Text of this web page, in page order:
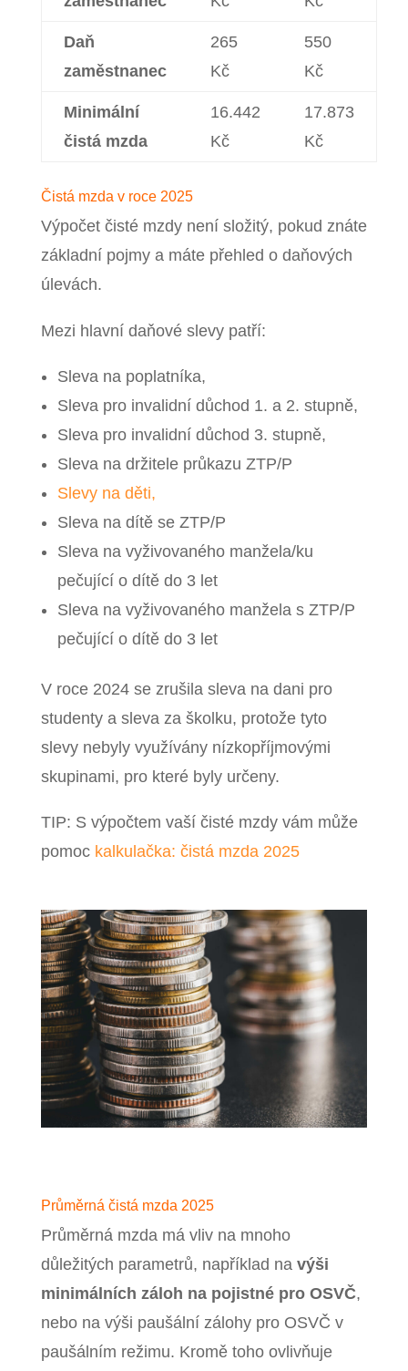
Daň
zaměstnanec
265
Kč
550
Kč
Minimální
čistá mzda
16.442
Kč
17.873
Kč
Čistá mzda v roce 2025
Výpočet čisté mzdy není složitý, pokud znáte
základní pojmy a máte přehled o daňových
úlevách.
Mezi hlavní daňové slevy patří:
Sleva na poplatníka,
Sleva pro invalidní důchod 1. a 2. stupně,
Sleva pro invalidní důchod 3. stupně,
Sleva na držitele průkazu ZTP/P
Slevy na děti,
Sleva na dítě se ZTP/P
Sleva na vyživovaného manžela/ku
pečující o dítě do 3 let
Sleva na vyživovaného manžela s ZTP/P
pečující o dítě do 3 let
V roce 2024 se zrušila sleva na dani pro
studenty a sleva za školku, protože tyto
slevy nebyly využívány nízkopříjmovými
skupinami, pro které byly určeny.
TIP: S výpočtem vaší čisté mzdy vám může
pomoc kalkulačka: čistá mzda 2025
Průměrná čistá mzda 2025
Průměrná mzda má vliv na mnoho
důležitých parametrů, například na výši
minimálních záloh na pojistné pro OSVČ,
nebo na výši paušální zálohy pro OSVČ v
paušálním režimu. Kromě toho ovlivňuje